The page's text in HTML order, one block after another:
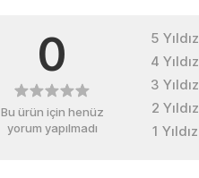
0
Bu ürün için henüz
yorum yapılmadı
5 Yıldız
4 Yıldız
3 Yıldız
2 Yıldız
1 Yıldız